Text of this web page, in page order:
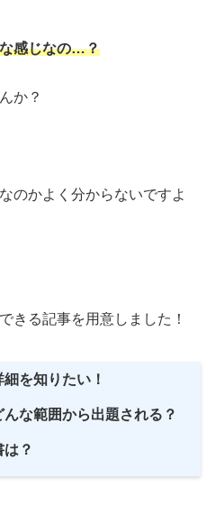
感じなの…？
か？
のかよく分からないですよ
きる記事を用意しました！
を知りたい！
な範囲から出題される？
？